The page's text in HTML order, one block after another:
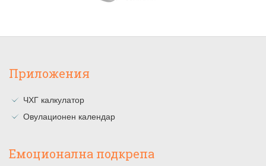
Приложения
ЧХГ калкулатор
Овулационен календар
Емоционална подкрепа